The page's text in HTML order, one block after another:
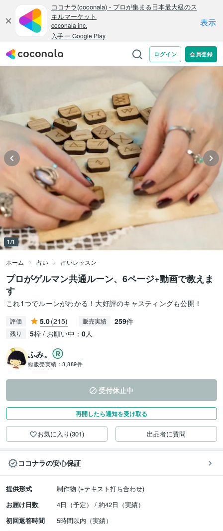
1/1
ホーム 占い 占いレッスン
プロがゲルマン共通ルーン、6ページ+動画で教えま
す
これ1つでルーンがわかる！大好評のキャスティングも公開！
評価 5.0(215) 販売実績 259件
残り 5枠 / お願い中： 0人
ふみ。
総販売実績： 3,889件
受付休止中
再開したら通知を受け取る
お気に入り(301) 出品者に質問
ココナラの安心保証
提供形式
制作物 (+テキスト打ち合わせ)
お届け日数
4日（予定） / 約42日（実績）
初回返答時間
5時間以内（実績）